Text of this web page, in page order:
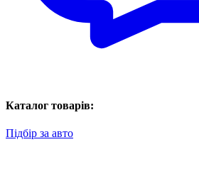
Каталог товарів:
Підбір за авто